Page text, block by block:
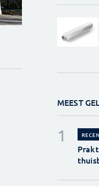
MEEST